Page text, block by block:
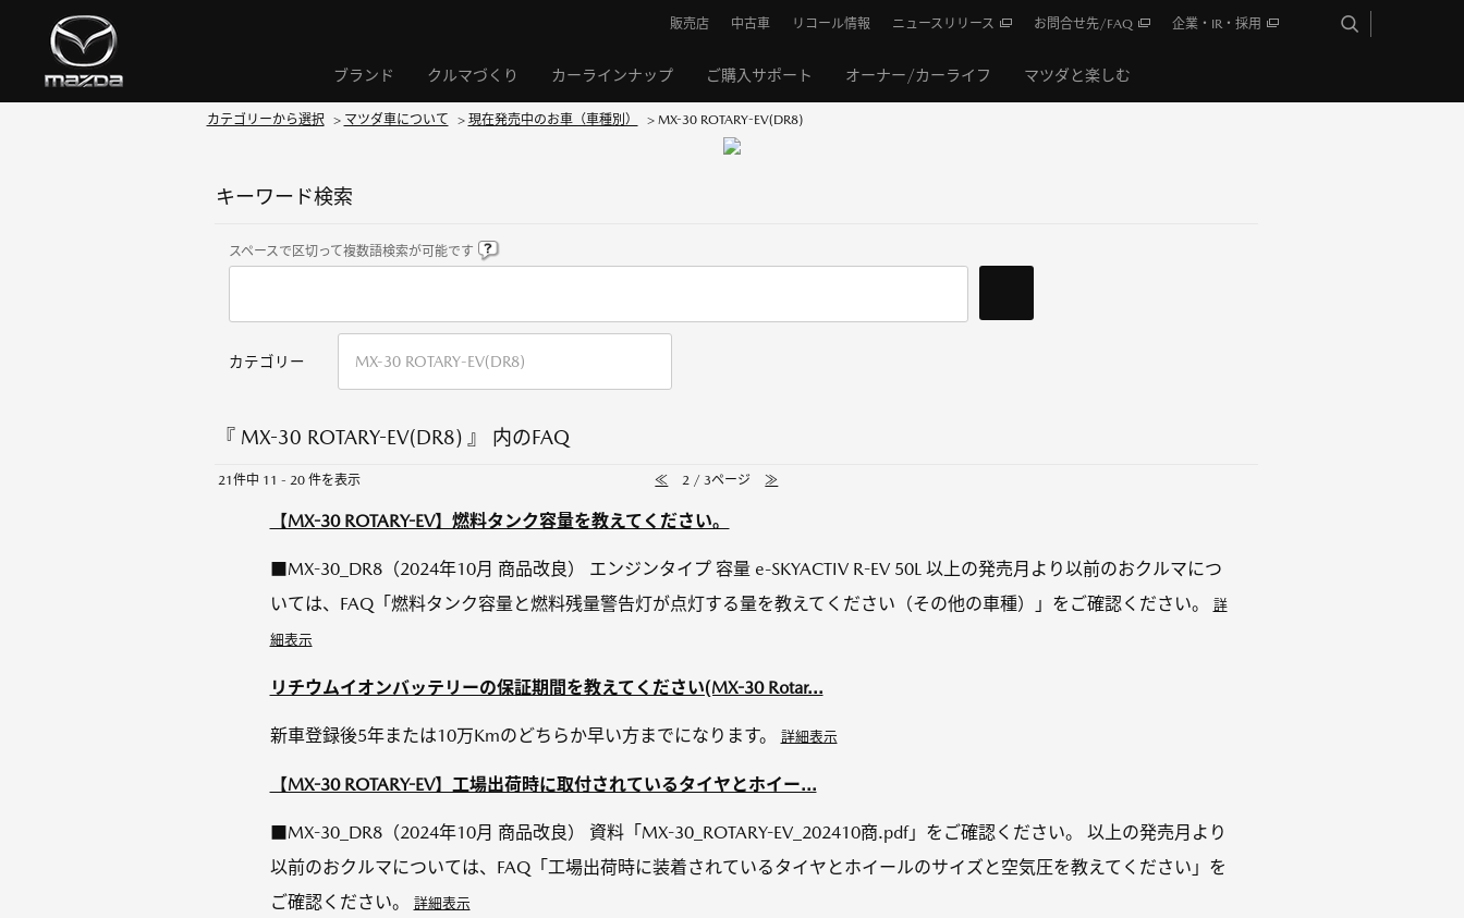
ブランド クルマづくり カーラインナップ ご購入サポート オーナー/カーライフ マツダと楽しむ
販売店 中古車 リコール情報 ニュースリリース お問合せ先/FAQ 企業・IR・採用
カテゴリーから選択 > マツダ車について > 現在発売中のお車（車種別） > MX-30 ROTARY-EV(DR8)
キーワード検索
スペースで区切って複数語検索が可能です
カテゴリー
『 MX-30 ROTARY-EV(DR8) 』 内のFAQ
21件中 11 - 20 件を表示 ≪ 2 / 3ページ ≫
【MX-30 ROTARY-EV】燃料タンク容量を教えてください。
■MX-30_DR8（2024年10月 商品改良） エンジンタイプ 容量 e-SKYACTIV R-EV 50L 以上の発売月より以前のおクルマにつ
いては、FAQ「燃料タンク容量と燃料残量警告灯が点灯する量を教えてください（その他の車種）」をご確認ください。
詳
細表示
リチウムイオンバッテリーの保証期間を教えてください(MX-30 Rotar...
新車登録後5年または10万Kmのどちらか早い方までになります。 詳細表示
【MX-30 ROTARY-EV】工場出荷時に取付されているタイヤとホイー...
■MX-30_DR8（2024年10月 商品改良） 資料「MX-30_ROTARY-EV_202410商.pdf」をご確認ください。 以上の発売月より
以前のおクルマについては、FAQ「工場出荷時に装着されているタイヤとホイールのサイズと空気圧を教えてください」を
ご確認ください。
詳細表示